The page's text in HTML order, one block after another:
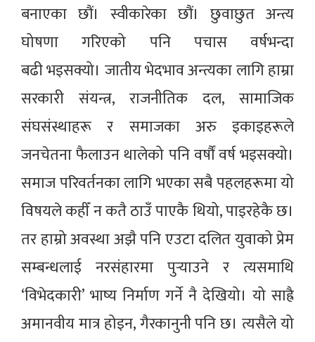
बनाएका छौं। स्वीकारेका छौं। छुवाछुत अन्त्य
घोषणा गरिएको पनि पचास वर्षभन्दा
बढी भइसक्यो। जातीय भेदभाव अन्त्यका लागि हाम्रा
सरकारी संयन्त्र, राजनीतिक दल, सामाजिक
संघसंस्थाहरू र समाजका अरु इकाइहरूले
जनचेतना फैलाउन थालेको पनि वर्षौं वर्ष भइसक्यो।
समाज परिवर्तनका लागि भएका सबै पहलहरूमा यो
विषयले कहीँ न कतै ठाउँ पाएकै थियो, पाइरहेकै छ।
तर हाम्रो अवस्था अझै पनि एउटा दलित युवाको प्रेम
सम्बन्धलाई नरसंहारमा पुर्‍याउने र त्यसमाथि
‘विभेदकारी’ भाष्य निर्माण गर्ने नै देखियो। यो साह्रै
अमानवीय मात्र होइन, गैरकानुनी पनि छ। त्यसैले यो